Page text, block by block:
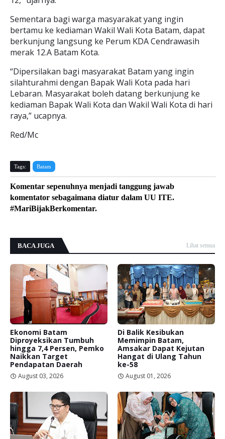
Sementara bagi warga masyarakat yang ingin
bertamu ke kediaman Wakil Wali Kota Batam, dapat
berkunjung langsung ke Perum KDA Cendrawasih
merak 12.A Batam Kota.
“Dipersilakan bagi masyarakat Batam yang ingin
silahturahmi dengan Bapak Wali Kota pada hari
Lebaran. Masyarakat boleh datang berkunjung ke
kediaman Bapak Wali Kota dan Wakil Wali Kota di hari
raya,” ucapnya.
Red/Mc
Tags: Batam
Komentar sepenuhnya menjadi tanggung jawab
komentator sebagaimana diatur dalam UU ITE.
#MariBijakBerkomentar.
BACA JUGA Lihat semua
Ekonomi Batam
Diproyeksikan Tumbuh
hingga 7,4 Persen, Pemko
Naikkan Target
Pendapatan Daerah
August 03, 2026
Di Balik Kesibukan
Memimpin Batam,
Amsakar Dapat Kejutan
Hangat di Ulang Tahun
ke-58
August 01, 2026